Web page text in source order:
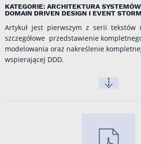
KATEGORIE: ARCHITEKTURA
DOMAIN DRIVEN DESIGN I EVENT
Artykuł jest pierwszym z serii tekstów
szczegółowe przedstawienie
modelowania oraz nakreślenie
wspierającej DDD.